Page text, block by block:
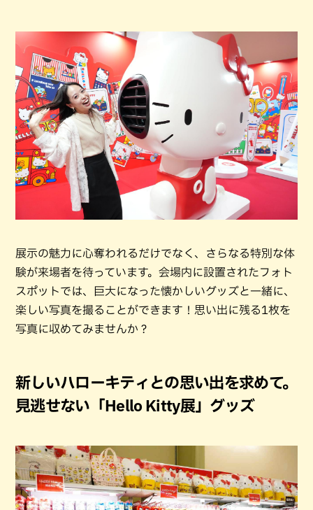
展示の魅力に心奪われるだけでなく、さらなる特別な体
験が来場者を待っています。会場内に設置されたフォト
スポットでは、巨大になった懐かしいグッズと一緒に、
楽しい写真を撮ることができます！思い出に残る1枚を
写真に収めてみませんか？
新しいハローキティとの思い出を求めて。
見逃せない「Hello Kitty展」グッズ